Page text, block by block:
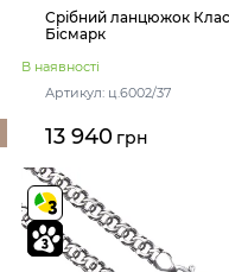
Срібний ланцюжок
Бісмарк
В наявності
Артикул: ц.6002/37
13 940 грн